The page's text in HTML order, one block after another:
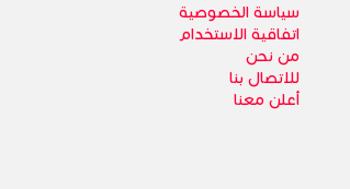
سياسة الخصوصية
اتفاقية الاستخدام
من نحن
للاتصال بنا
أعلن معنا